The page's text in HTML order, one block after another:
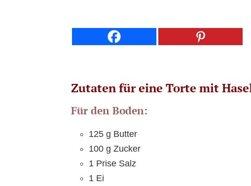
Zutaten für eine Torte mit
Für den Boden:
125 g Butter
100 g Zucker
1 Prise Salz
1 Ei